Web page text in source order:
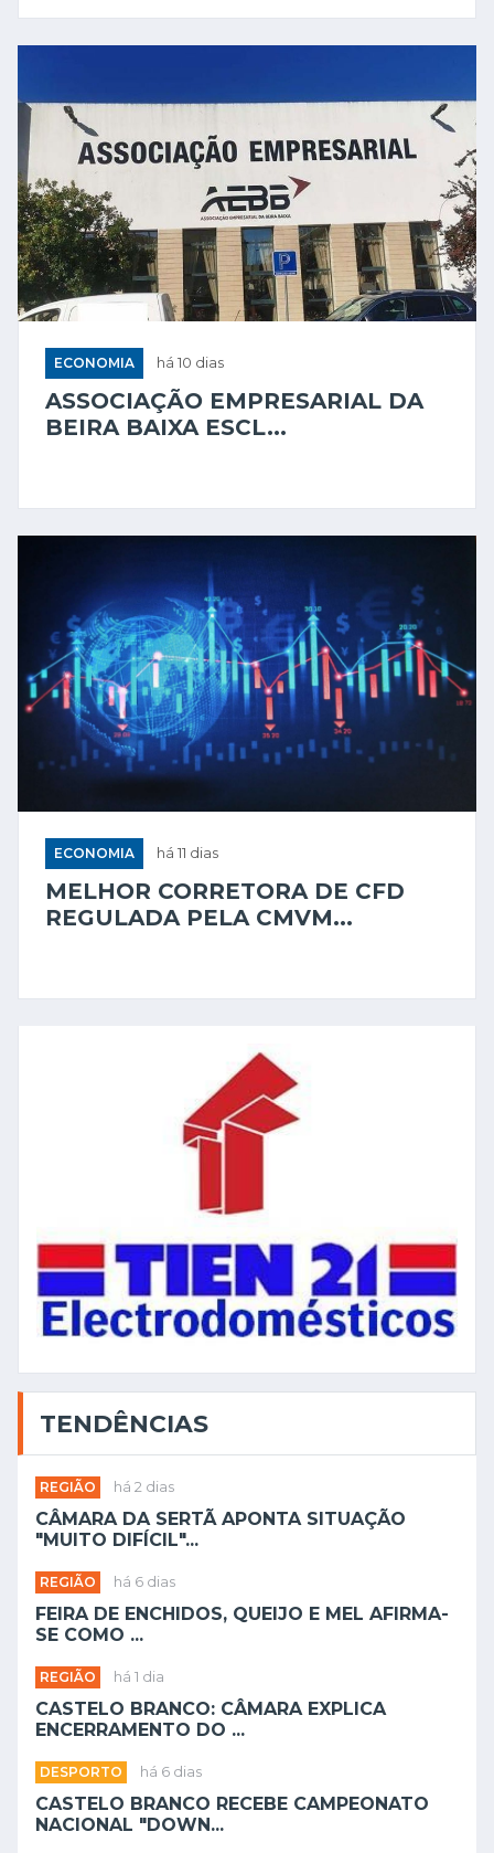
ECONOMIA há 10 dias
ASSOCIAÇÃO EMPRESARIAL DA
BEIRA BAIXA ESCL...
ECONOMIA há 11 dias
MELHOR CORRETORA DE CFD
REGULADA PELA CMVM...
TENDÊNCIAS
REGIÃO há 2 dias
CÂMARA DA SERTÃ APONTA SITUAÇÃO
"MUITO DIFÍCIL"...
REGIÃO há 6 dias
FEIRA DE ENCHIDOS, QUEIJO E MEL AFIRMA-
SE COMO ...
REGIÃO há 1 dia
CASTELO BRANCO: CÂMARA EXPLICA
ENCERRAMENTO DO ...
DESPORTO há 6 dias
CASTELO BRANCO RECEBE CAMPEONATO
NACIONAL "DOWN...